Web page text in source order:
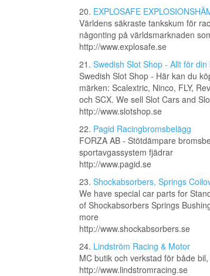
20. EXPLOSAFE
Världens säkraste tankskum för
någonting på världsmarknaden
http://www.explosafe.se
21. Swedish Slot Shop - Allt för din
Swedish Slot Shop - Här kan du
märken: Scalextric, Ninco, FLY,
och SCX. We sell Slot Cars and
http://www.slotshop.se
22. Pagid Racingbromsbelägg
FORZA AB - Stötdämpare
sportavgassystem fjädrar
http://www.pagid.se
23. Shockabsorbers, Springs
We have special car parts for
of Shockabsorbers Springs
more
http://www.shockabsorbers.se
24. Lindström Racing & Motor
MC butik och verkstad för både
http://www.lindstromracing.se